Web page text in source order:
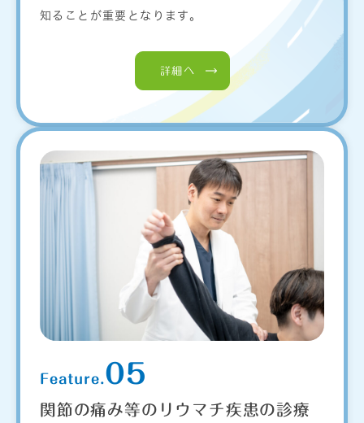
知ることが重要となります。
詳細へ
Feature.05
関節の痛み等のリウマチ疾患の診療